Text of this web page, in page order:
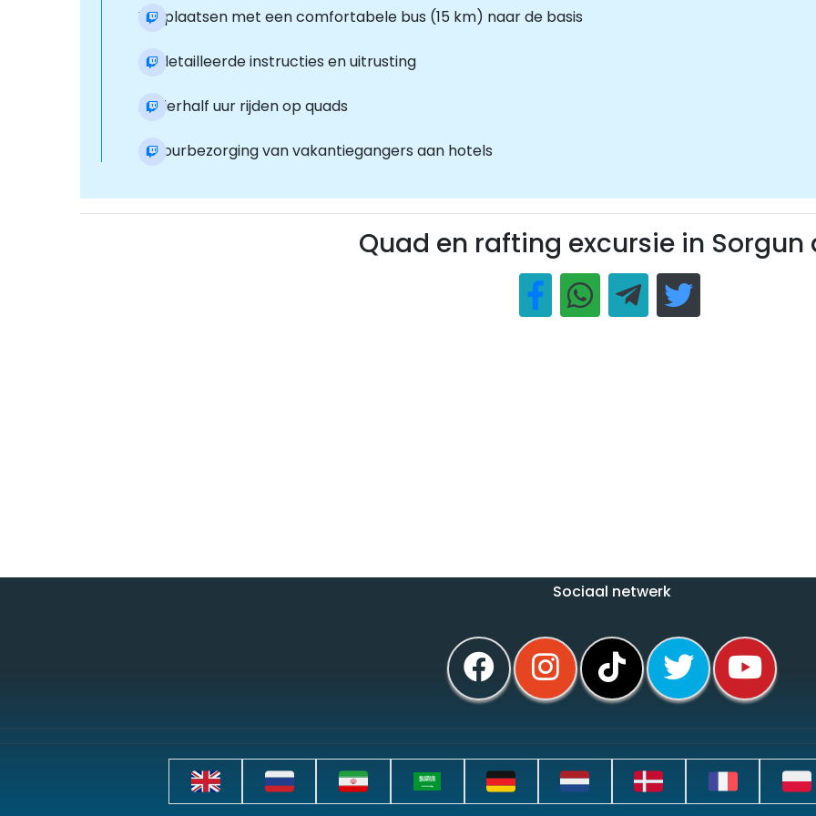
Verplaatsen met een comfortabele bus (15 km) naar de basis
Gedetailleerde instructies en uitrusting
Anderhalf uur rijden op quads
Retourbezorging van vakantiegangers aan hotels
Quad en rafting excursie in Sorgun
Sociaal netwerk